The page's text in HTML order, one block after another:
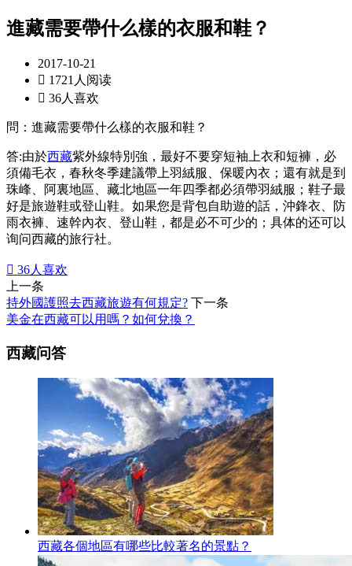
進藏需要帶什么樣的衣服和鞋？
2017-10-21
 1721人阅读
 36人喜欢
問：進藏需要帶什么樣的衣服和鞋？
答:由於西藏紫外線特別強，最好不要穿短袖上衣和短褲，必
須備毛衣，春秋冬季建議帶上羽絨服、保暖內衣；還有就是到
珠峰、阿裏地區、藏北地區一年四季都必須帶羽絨服；鞋子最
好是旅遊鞋或登山鞋。如果您是背包自助遊的話，沖鋒衣、防
雨衣褲、速幹內衣、登山鞋，都是必不可少的；具体的还可以
询问西藏的旅行社。
 36人喜欢
上一条
持外國護照去西藏旅遊有何規定? 下一条
美金在西藏可以用嗎？如何兌換？
西藏问答
西藏各個地區有哪些比較著名的景點？